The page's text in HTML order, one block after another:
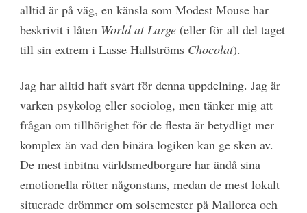
alltid är på väg, en känsla som Modest Mouse har
beskrivit i låten World at Large (eller för all del taget
till sin extrem i Lasse Hallströms Chocolat).
Jag har alltid haft svårt för denna uppdelning. Jag är
varken psykolog eller sociolog, men tänker mig att
frågan om tillhörighet för de flesta är betydligt mer
komplex än vad den binära logiken kan ge sken av.
De mest inbitna världsmedborgare har ändå sina
emotionella rötter någonstans, medan de mest lokalt
situerade drömmer om solsemester på Mallorca och